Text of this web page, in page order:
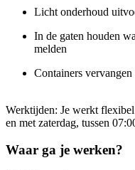
Licht onderhoud
In de gaten houden
melden
Containers
Werktijden: Je werkt
en met zaterdag, tussen
Waar ga je werken?